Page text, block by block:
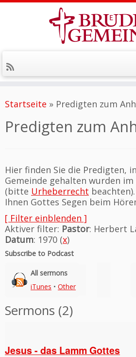
Inhalt
Startseite » Predigten zum
Predigten zum
Hier finden Sie die Predigten,
Gemeinde gehalten wurden
(bitte Urheberrecht
Ihnen Gottes Segen beim
[ Filter einblenden ]
Aktiver filter: Pastor: Herbert
Datum: 1970 (x)
Subscribe to Podcast
All sermons
iTunes • Other
Sermons (2)
Jesus - das Lamm Gottes